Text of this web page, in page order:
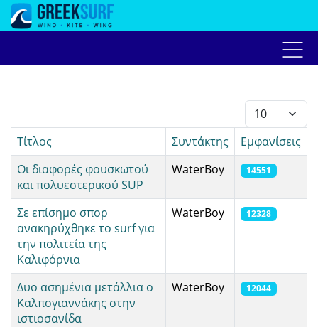
Εμφάνιση #
Τίτλος Συντάκτης
Εμφανίσεις
Οι διαφορές φουσκωτού
και πολυεστερικού SUP
WaterBoy 14551
Σε επίσημο σπορ
ανακηρύχθηκε το surf για
την πολιτεία της
Καλιφόρνια
WaterBoy 12328
Δυο ασημένια μετάλλια ο
Καλπογιαννάκης στην
ιστιοσανίδα
WaterBoy 12044